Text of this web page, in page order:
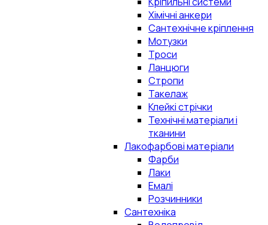
Хімічні анкери
Сантехнічне кріплення
Мотузки
Троси
Ланцюги
Стропи
Такелаж
Клейкі стрічки
Технічні матеріали і
тканини
Лакофарбові матеріали
Фарби
Лаки
Емалі
Розчинники
Сантехніка